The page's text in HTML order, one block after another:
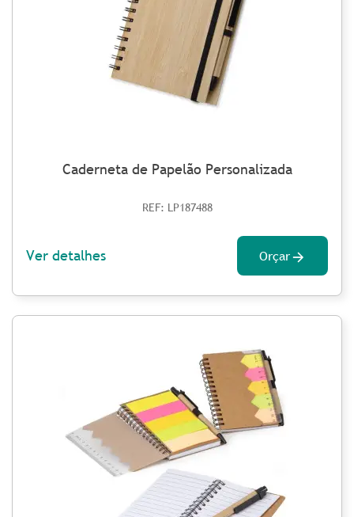
Caderneta de Papelão Personalizada
REF: LP187488
Ver detalhes Orçar